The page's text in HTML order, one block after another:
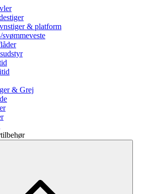
& platform
& Grej